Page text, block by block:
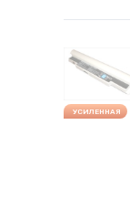
УСИЛЕННАЯ